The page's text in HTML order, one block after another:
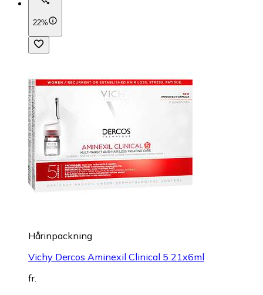
22%
Hårinpackning
Vichy Dercos Aminexil Clinical 5 21x6ml
fr.